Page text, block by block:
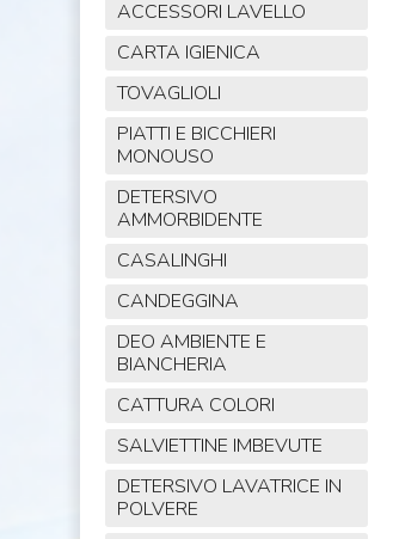
ACCESSORI LAVELLO
CARTA IGIENICA
TOVAGLIOLI
PIATTI E BICCHIERI
MONOUSO
DETERSIVO
AMMORBIDENTE
CASALINGHI
CANDEGGINA
DEO AMBIENTE E
BIANCHERIA
CATTURA COLORI
SALVIETTINE IMBEVUTE
DETERSIVO LAVATRICE IN
POLVERE